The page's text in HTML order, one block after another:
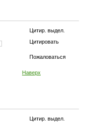
Цитир. выдел.
Цитировать
Пожаловаться
Наверх
Цитир. выдел.